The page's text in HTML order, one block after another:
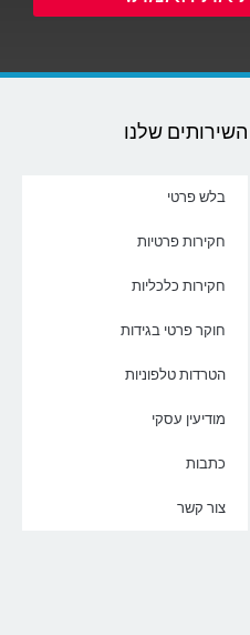
השירותים שלנו
בלש פרטי
חקירות פרטיות
חקירות כלכליות
חוקר פרטי בגידות
הטרדות טלפוניות
מודיעין עסקי
כתבות
צור קשר